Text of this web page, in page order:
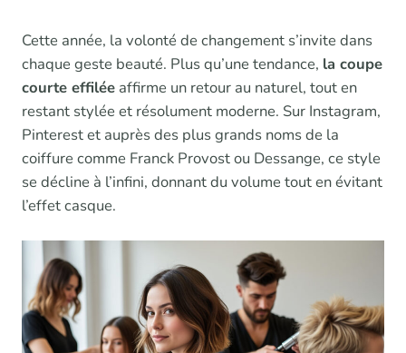
Cette année, la volonté de changement s’invite dans
chaque geste beauté. Plus qu’une tendance, la coupe
courte effilée affirme un retour au naturel, tout en
restant stylée et résolument moderne. Sur Instagram,
Pinterest et auprès des plus grands noms de la
coiffure comme Franck Provost ou Dessange, ce style
se décline à l’infini, donnant du volume tout en évitant
l’effet casque.